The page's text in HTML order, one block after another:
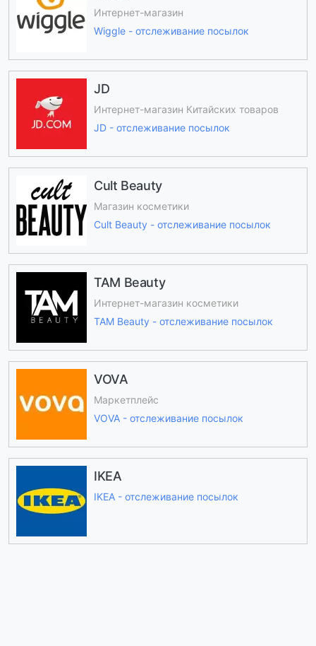
Интернет-магазин
Wiggle - отслеживание посылок
JD
Интернет-магазин Китайских товаров
JD - отслеживание посылок
Cult Beauty
Магазин косметики
Cult Beauty - отслеживание посылок
TAM Beauty
Интернет-магазин косметики
TAM Beauty - отслеживание посылок
VOVA
Маркетплейс
VOVA - отслеживание посылок
IKEA
IKEA - отслеживание посылок